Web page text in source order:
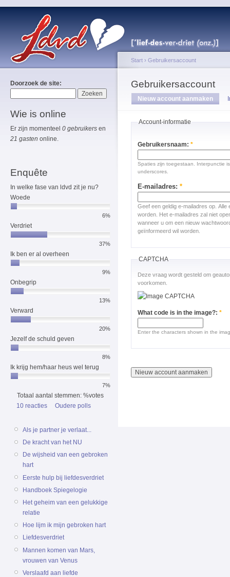
Doorzoek de site:
Wie is online
Er zijn momenteel 0 gebruikers en
21 gasten online.
Enquête
In welke fase van ldvd zit je nu?
Woede
6%
Verdriet
37%
Ik ben er al overheen
9%
Onbegrip
13%
Verward
20%
Jezelf de schuld geven
8%
Ik krijg hem/haar heus wel terug
7%
Totaal aantal stemmen: %votes
10 reacties
Oudere polls
Als je partner je verlaat...
De kracht van het NU
De wijsheid van een gebroken
hart
Eerste hulp bij liefdesverdriet
Handboek Spiegelogie
Het geheim van een gelukkige
relatie
Hoe lijm ik mijn gebroken hart
Liefdesverdriet
Mannen komen van Mars,
vrouwen van Venus
Verslaafd aan liefde
Start › Gebruikersaccount
Gebruikersaccount
Nieuw account aanmaken
Account-informatie
Gebruikersnaam: *
Spaties zijn toegestaan. Interpunctie
underscores.
E-mailadres: *
Geef een geldig e-mailadres op.
worden. Het e-mailadres zal niet
wanneer u om een nieuw
geïnformeerd wil worden.
CAPTCHA
Deze vraag wordt gesteld om
voorkomen.
What code is in the image?: *
Enter the characters shown in the